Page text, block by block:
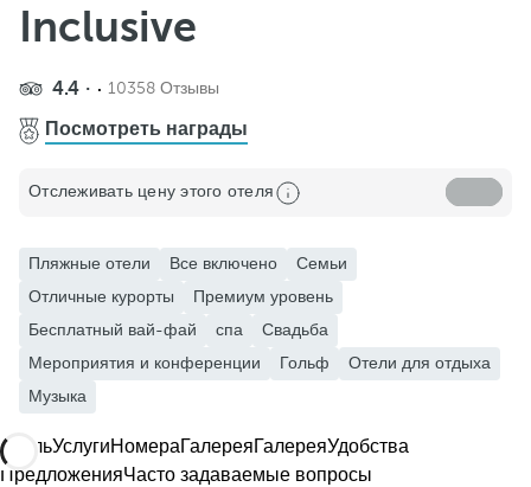
Inclusive
4.4 10358 Отзывы
Посмотреть награды
Отслеживать цену этого отеля
Пляжные отели Все включено
Семьи
Отличные курорты
Премиум уровень
Бесплатный вай-фай
спа
Свадьба
Мероприятия и конференции
Гольф
Отели для отдыха
Музыка
ОтельУслугиНомераГалереяГалереяУдобства
ПредложенияЧасто задаваемые вопросы